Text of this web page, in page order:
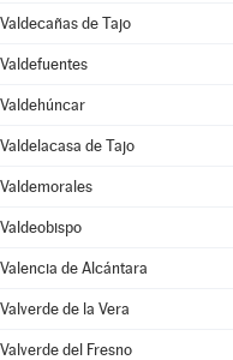
Valdecañas de Tajo
Valdefuentes
Valdehúncar
Valdelacasa de Tajo
Valdemorales
Valdeobispo
Valencia de Alcántara
Valverde de la Vera
Valverde del Fresno